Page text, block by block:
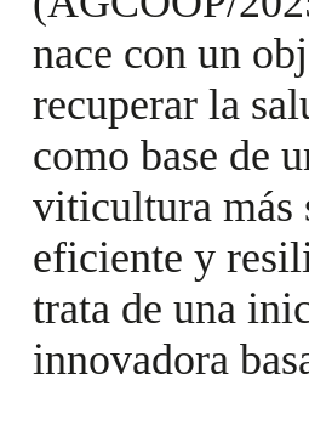
nace con un
recuperar la
como base de
viticultura más
eficiente y
trata de una
innovadora